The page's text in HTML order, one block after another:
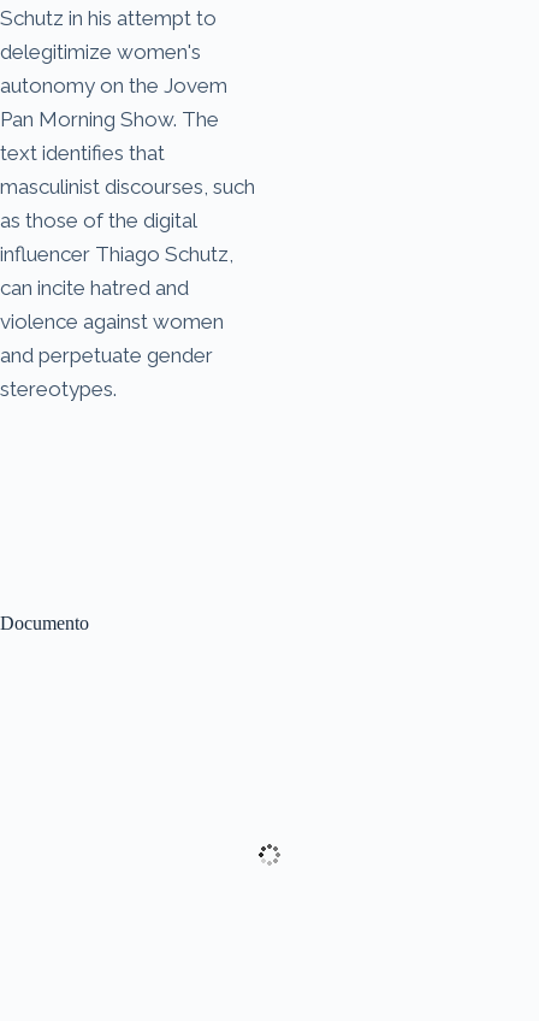
Documento
Schutz in his attempt to
delegitimize women's
autonomy on the Jovem
Pan Morning Show. The
text identifies that
masculinist discourses, such
as those of the digital
influencer Thiago Schutz,
can incite hatred and
violence against women
and perpetuate gender
stereotypes.